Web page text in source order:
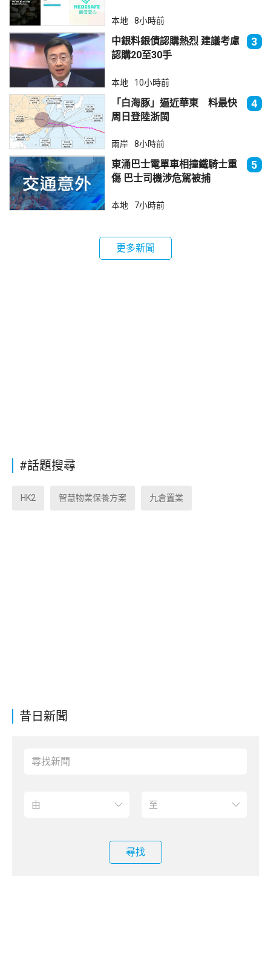
昔日新聞
尋找
本地 8小時前
中銀料銀債認購熱烈 建議考慮
認購20至30手
3
本地 10小時前
「白海豚」逼近華東 料最快
周日登陸浙閩
4
兩岸 8小時前
東涌巴士電單車相撞鐵騎士重
傷 巴士司機涉危駕被捕
5
本地 7小時前
更多新聞
#話題搜尋
HK2 智慧物業保養方案 九倉置業